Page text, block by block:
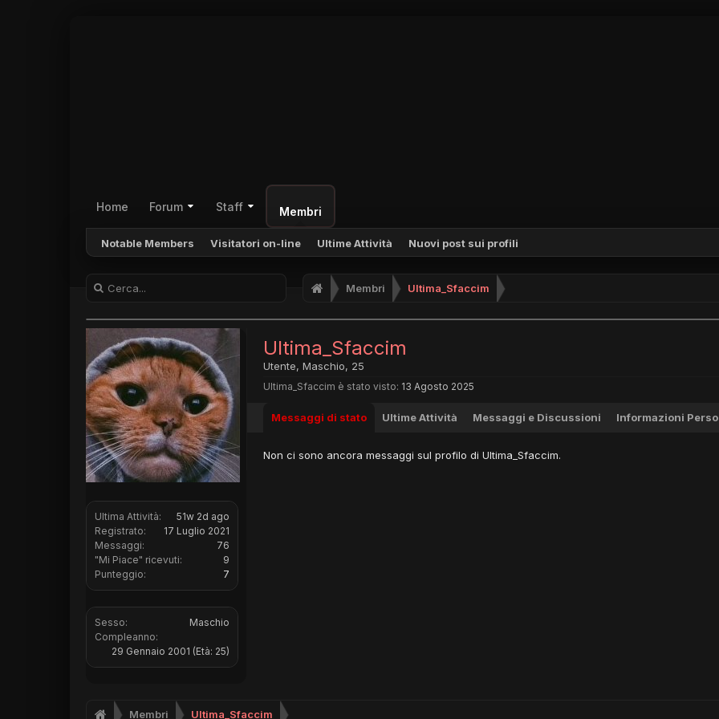
Home Forum Staff Membri
Notable Members Visitatori on-line Ultime Attività Nuovi post sui profili
Membri Ultima_Sfaccim
Ultima Attività:
51w 2d ago
Registrato:
17 Luglio 2021
Messaggi:
76
"Mi Piace" ricevuti:
9
Punteggio:
7
Sesso:
Maschio
Compleanno:
29 Gennaio 2001 (Età: 25)
Ultima_Sfaccim
Utente, Maschio, 25
Ultima_Sfaccim è stato visto: 13 Agosto 2025
Messaggi di stato Ultime Attività Messaggi e Discussioni Informazioni
Non ci sono ancora messaggi sul profilo di Ultima_Sfaccim.
Membri Ultima_Sfaccim